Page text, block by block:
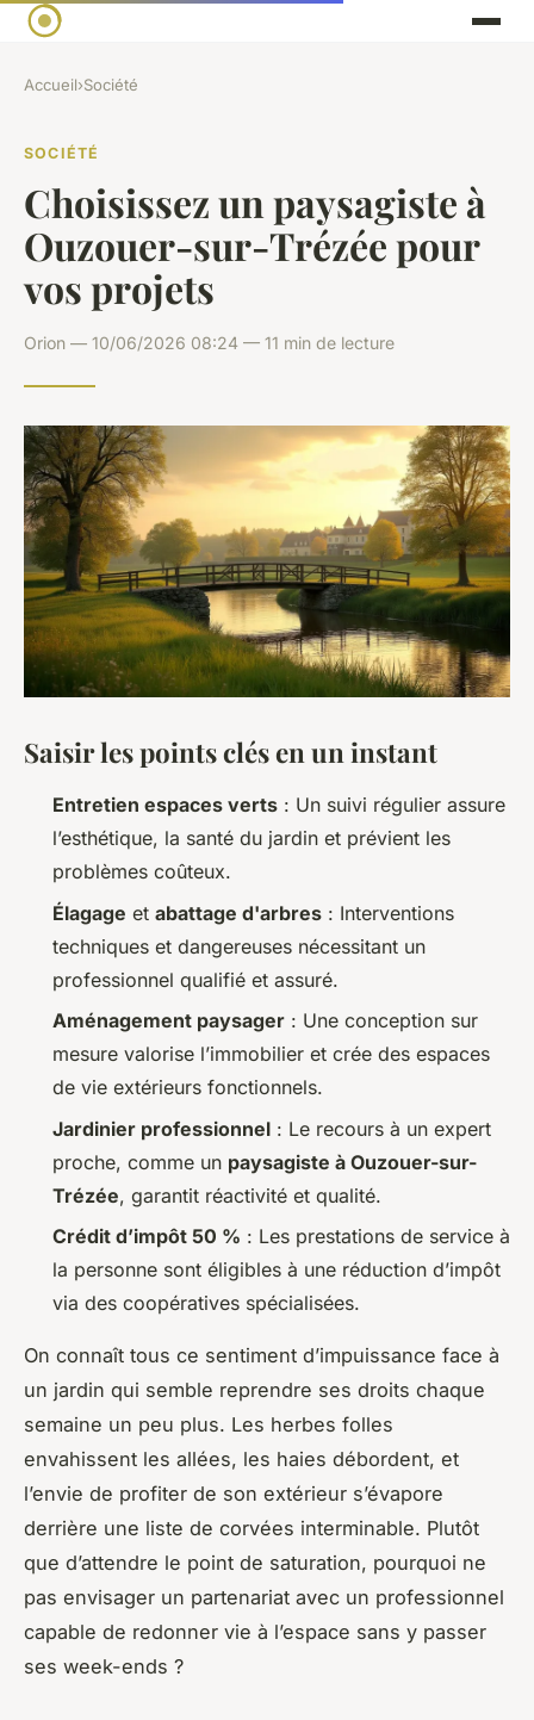
Accueil›Société
SOCIÉTÉ
Choisissez un paysagiste à
Ouzouer-sur-Trézée pour
vos projets
Orion — 10/06/2026 08:24 — 11 min de lecture
Saisir les points clés en un instant
Entretien espaces verts : Un suivi régulier assure
l’esthétique, la santé du jardin et prévient les
problèmes coûteux.
Élagage et abattage d'arbres : Interventions
techniques et dangereuses nécessitant un
professionnel qualifié et assuré.
Aménagement paysager : Une conception sur
mesure valorise l’immobilier et crée des espaces
de vie extérieurs fonctionnels.
Jardinier professionnel : Le recours à un expert
proche, comme un paysagiste à Ouzouer-sur-
Trézée, garantit réactivité et qualité.
Crédit d’impôt 50 % : Les prestations de service à
la personne sont éligibles à une réduction d’impôt
via des coopératives spécialisées.
On connaît tous ce sentiment d’impuissance face à
un jardin qui semble reprendre ses droits chaque
semaine un peu plus. Les herbes folles
envahissent les allées, les haies débordent, et
l’envie de profiter de son extérieur s’évapore
derrière une liste de corvées interminable. Plutôt
que d’attendre le point de saturation, pourquoi ne
pas envisager un partenariat avec un professionnel
capable de redonner vie à l’espace sans y passer
ses week-ends ?